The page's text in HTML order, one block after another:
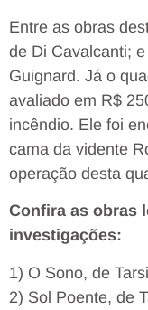
Entre as obras
de Di Cavalcanti;
Guignard. Já o
avaliado em R$
incêndio. Ele foi
cama da vidente
operação desta
Confira as obras
investigações:
1) O Sono, de
2) Sol Poente, de